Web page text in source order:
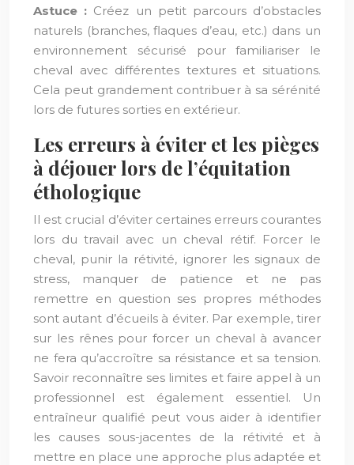
Astuce : Créez un petit parcours d’obstacles
naturels (branches, flaques d’eau, etc.) dans un
environnement sécurisé pour familiariser le
cheval avec différentes textures et situations.
Cela peut grandement contribuer à sa sérénité
lors de futures sorties en extérieur.
Les erreurs à éviter et les pièges
à déjouer lors de l’équitation
éthologique
Il est crucial d’éviter certaines erreurs courantes
lors du travail avec un cheval rétif. Forcer le
cheval, punir la rétivité, ignorer les signaux de
stress, manquer de patience et ne pas
remettre en question ses propres méthodes
sont autant d’écueils à éviter. Par exemple, tirer
sur les rênes pour forcer un cheval à avancer
ne fera qu’accroître sa résistance et sa tension.
Savoir reconnaître ses limites et faire appel à un
professionnel est également essentiel. Un
entraîneur qualifié peut vous aider à identifier
les causes sous-jacentes de la rétivité et à
mettre en place une approche plus adaptée et